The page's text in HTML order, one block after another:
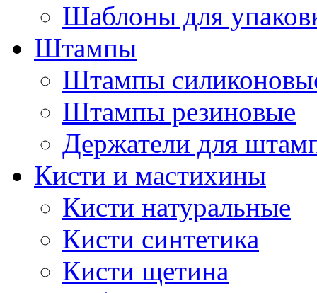
Шаблоны для
Штампы
Штампы
Штампы резиновые
Держатели для
Кисти и мастихины
Кисти натуральные
Кисти синтетика
Кисти щетина